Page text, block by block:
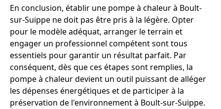
En conclusion, établir une pompe à chaleur à Boult-
sur-Suippe ne doit pas être pris à la légère. Opter
pour le modèle adéquat, arranger le terrain et
engager un professionnel compétent sont tous
essentiels pour garantir un résultat parfait. Par
conséquent, dès que ces étapes sont remplies, la
pompe à chaleur devient un outil puissant de alléger
les dépenses énergétiques et de participer à la
préservation de l'environnement à Boult-sur-Suippe.